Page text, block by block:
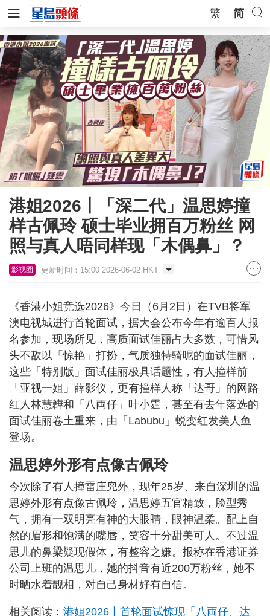
繁 简
港姐2026丨「深二代」温思婷撞
样古佩玲 硕士毕业拥百万粉丝 网
照与真人唔同样现「木偶鼻」？
影视圈 更新时间：15:00 2026-06-02 HKT
《香港小姐竞选2026》今日（6月2日）在TVB将军
澳电视城进行首轮面试，据大会公布今年有逾百人报
名参加，现场所见，高质面试佳丽占大多数，可惜风
头不敌以「惊艳」打扮，气质独特骑呢的面试佳丽，
这些「特别版」面试佳丽极具话题性，有人撞样前
「亚视一姐」薛影仪，更有撞样人称「达哥」的网路
红人林慧韡和「八両仔」叶小霆，甚至有去年落选的
面试佳丽卷土重来，由「Labubu」蜕变红发美人鱼
登场。
温思婷外形有点像古佩玲
今次除了有人撞雷庄𠒇外，现年25岁、来自深圳的温
思婷外形有点像古佩玲，温思婷五官精致，脸型秀
气，拥有一双明亮有神的大眼睛，眼神温柔。配上自
然的眉形和饱满的嘴唇，笑容十分甜美可人。不过温
思儿的鼻梁疑现假体，有整容之嫌。报称在香港证券
公司上班的温思儿，她的抖音有近200万粉丝，她不
时晒水着靓相，对自己身材好有自信。
相关阅读： 港姐2026丨首轮面试惊现「八両仔、达